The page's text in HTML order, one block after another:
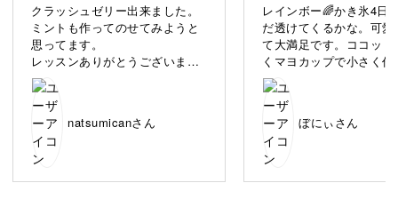
「樹脂粘土を使うのは初めて」「フェイクスイーツ作りっ
て難しそう！」そんな方もご安心ください♪
基本から丁寧に解説していきますので、いっしょに楽しく
進めていきましょう！
クラッシュゼリー出来ました。
ミントも作ってのせてみようと
思ってます。
レッスンありがとうございまし
たm(__)m
natsumicanさん
レインボー🌈かき氷4日
だ透けてくるかな。可愛
て大満足です。ココット
くマヨカップで小さく作
ました。複数あるともっ
いかな💕また作ります。
ぼにぃさん